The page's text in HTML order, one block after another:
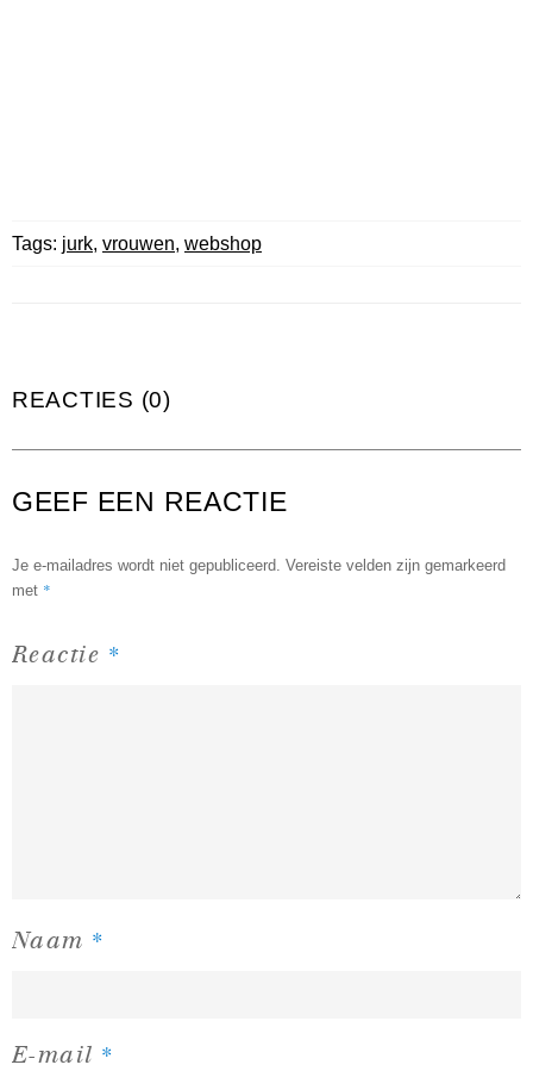
Tags: jurk, vrouwen, webshop
REACTIES (0)
GEEF EEN REACTIE
Je e-mailadres wordt niet gepubliceerd. Vereiste velden zijn gemarkeerd
met *
Reactie *
Naam *
E-mail *